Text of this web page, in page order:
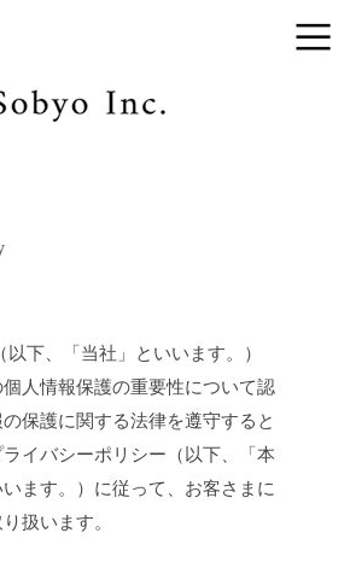
下、「当社」といいます。）
人情報保護の重要性について認
保護に関する法律を遵守すると
イバシーポリシー（以下、「本
ます。）に従って、お客さまに
扱います。